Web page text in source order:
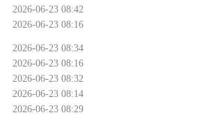
2026-06-23 08:42
2026-06-23 08:16
2026-06-23 08:34
2026-06-23 08:16
2026-06-23 08:32
2026-06-23 08:14
2026-06-23 08:29